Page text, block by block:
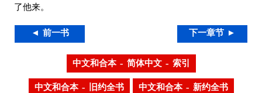
了他来。
◄ 前一书 下一章节 ►
中文和合本 – 简体中文 – 索引
中文和合本 – 旧约全书 中文和合本 – 新约全书